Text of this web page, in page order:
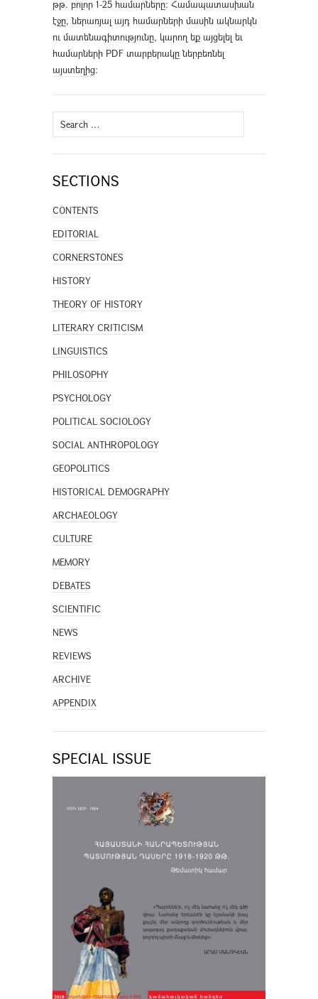
թթ. բոլոր 1-25 համարները։ Համապատասխան
էջը, ներառյալ այդ համարների մասին ակնարկն
ու մատենագիտությունը, կարող եք այցելել եւ
համարների PDF տարբերակը ներբեռնել
այստեղից։
Search
for:
SECTIONS
CONTENTS
EDITORIAL
CORNERSTONES
HISTORY
THEORY OF HISTORY
LITERARY CRITICISM
LINGUISTICS
PHILOSOPHY
PSYCHOLOGY
POLITICAL SOCIOLOGY
SOCIAL ANTHROPOLOGY
GEOPOLITICS
HISTORICAL DEMOGRAPHY
ARCHAEOLOGY
CULTURE
MEMORY
DEBATES
SCIENTIFIC
NEWS
REVIEWS
ARCHIVE
APPENDIX
SPECIAL ISSUE